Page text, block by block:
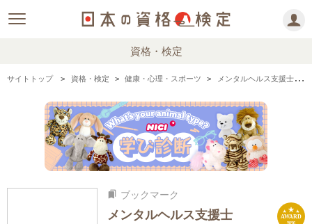
資格・検定
サイトトップ 資格・検定 健康・心理・スポーツ メンタルヘルス支援士の情報まとめ・口コミ・体験談
bookmarks ブックマーク
メンタルヘルス支援士 AWARD